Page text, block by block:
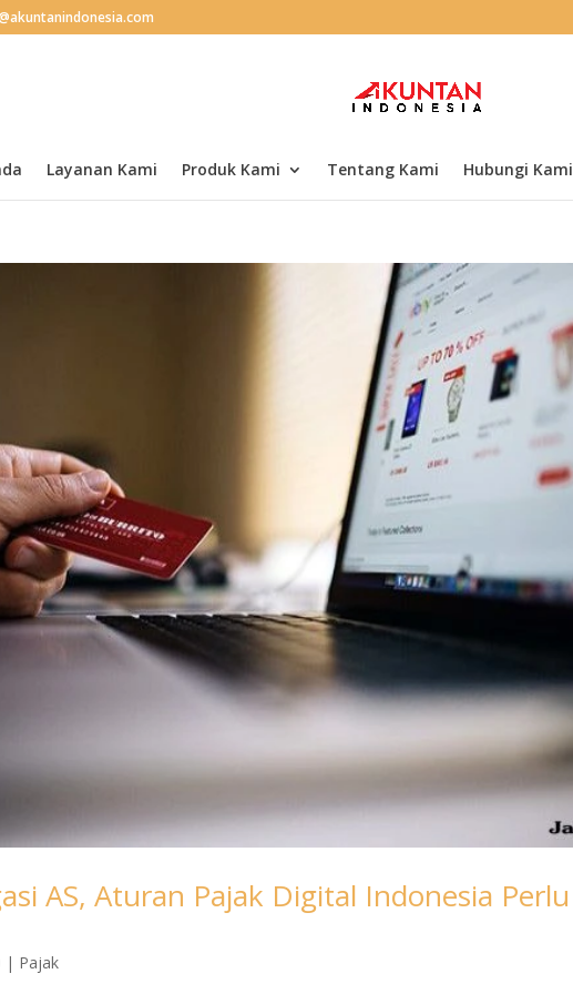
Layanan Kami Produk Kami Tentang Kami Hubungi Kami
AS, Aturan Pajak Digital Indonesia Perlu
| Pajak